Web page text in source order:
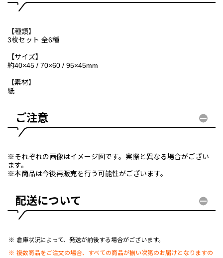
【種類】
3枚セット 全6種
【サイズ】
約40×45 / 70×60 / 95×45mm
【素材】
紙
ご注意
※それぞれの画像はイメージ図です。実際と異なる場合がござい
ます。
※本商品は今後再販売を行う可能性がございます。
配送について
倉庫状況によって、発送が前後する場合がございます。
複数商品をご注文の場合、すべての商品が揃い次第のお届けとなりますの